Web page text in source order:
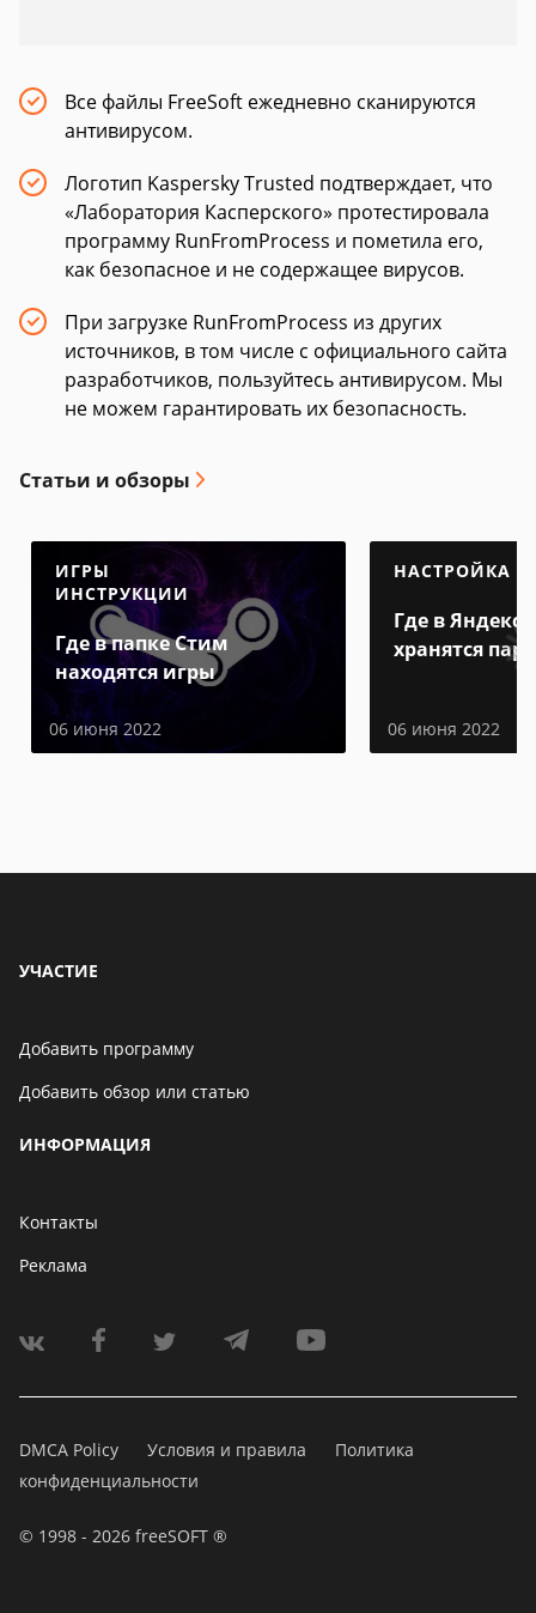
Все файлы FreeSoft ежедневно сканируются
антивирусом.
Логотип Kaspersky Trusted подтверждает, что
«Лаборатория Касперского» протестировала
программу RunFromProcess и пометила его,
как безопасное и не содержащее вирусов.
При загрузке RunFromProcess из других
источников, в том числе с официального сайта
разработчиков, пользуйтесь антивирусом. Мы
не можем гарантировать их безопасность.
Статьи и обзоры
ИГРЫ
ИНСТРУКЦИИ
Где в папке Стим
находятся игры
06 июня 2022
НАСТРОЙКА
Где в Яндекс
хранятся
06 июня 2022
УЧАСТИЕ
Добавить программу
Добавить обзор или статью
ИНФОРМАЦИЯ
Контакты
Реклама
DMCA Policy Условия и правила
Политика
конфиденциальности
© 1998 - 2026 freeSOFT ®